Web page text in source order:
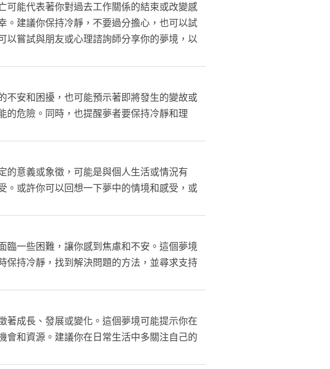
可能代表著你對過去工作關係的結束或改變感
。建議你保持冷靜，不要過分擔心，也可以試
以嘗試與朋友或心理諮詢師分享你的夢境，以
不安和困擾，也可能預示著即將發生的變故或
的危險。同時，也提醒夢者要保持冷靜和理
的意義或象徵，可能是與個人生活或情況有
。或許你可以回想一下夢中的情境和感受，或
臨一些困難，讓你感到焦慮和不安。這個夢境
保持冷靜，找到解決問題的方法，並尋求支持
著成長、發展或變化。這個夢境可能提示你在
會和資源。建議你在日常生活中多關注自己的